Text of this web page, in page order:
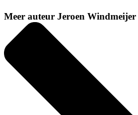
Meer auteur Jeroen Windmeijer